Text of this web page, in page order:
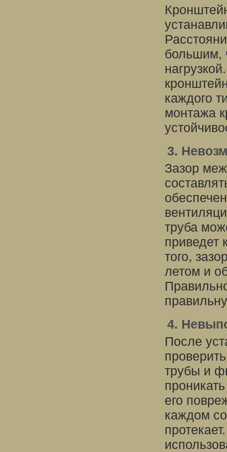
большим,
каждого
монтажа
3.
Зазор
труба
приведет
того,
летом и
4.
После
трубы и
его
каждом